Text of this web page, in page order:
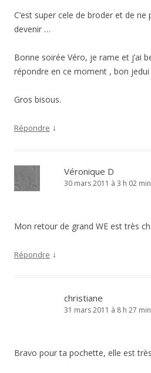
C’est super cele de broder et de
devenir …
Bonne soirée Véro, je rame et j’ai
répondre en ce moment , bon
Gros bisous.
Répondre ↓
Véronique D
30 mars 2011 à 3 h 02 min
Mon retour de grand WE est très
Répondre ↓
christiane
31 mars 2011 à 8 h 27 min
Bravo pour ta pochette, elle est